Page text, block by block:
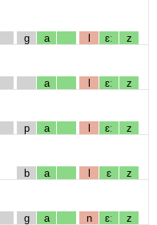
g a l ɛː z
a l ɛː z
p a l ɛː z
b a l ɛ z
g a n ɛː z